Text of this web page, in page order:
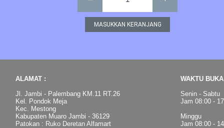
ALAMAT :
Jl. Jambi - Palembang KM.11 RT.26
Kel. Pondok Meja
Kec. Mestong
Kabupaten Muaro Jambi - 36129
Patokan : Ruko Deretan Alfamart
WAKTU
Senin - Sabtu
Jam 08:00 -
Minggu
Jam 08:00 -